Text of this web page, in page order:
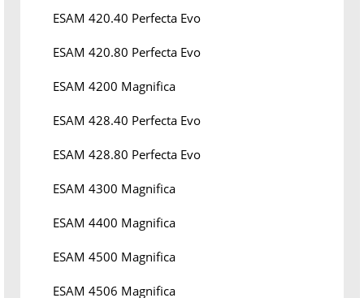
ESAM 420.40 Perfecta Evo
ESAM 420.80 Perfecta Evo
ESAM 4200 Magnifica
ESAM 428.40 Perfecta Evo
ESAM 428.80 Perfecta Evo
ESAM 4300 Magnifica
ESAM 4400 Magnifica
ESAM 4500 Magnifica
ESAM 4506 Magnifica